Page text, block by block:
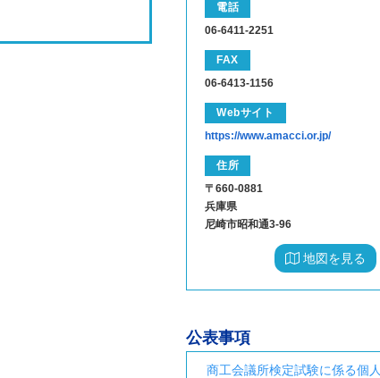
電話
06-6411-2251
FAX
06-6413-1156
Webサイト
https://www.amacci.or.jp/
住所
〒660-0881
兵庫県
尼崎市昭和通3-96
地図を見る
公表事項
商工会議所検定試験に係る個人